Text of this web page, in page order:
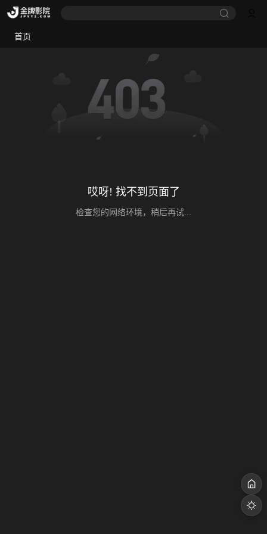
首页
哎呀! 找不到页面了
检查您的网络环境，稍后再试...